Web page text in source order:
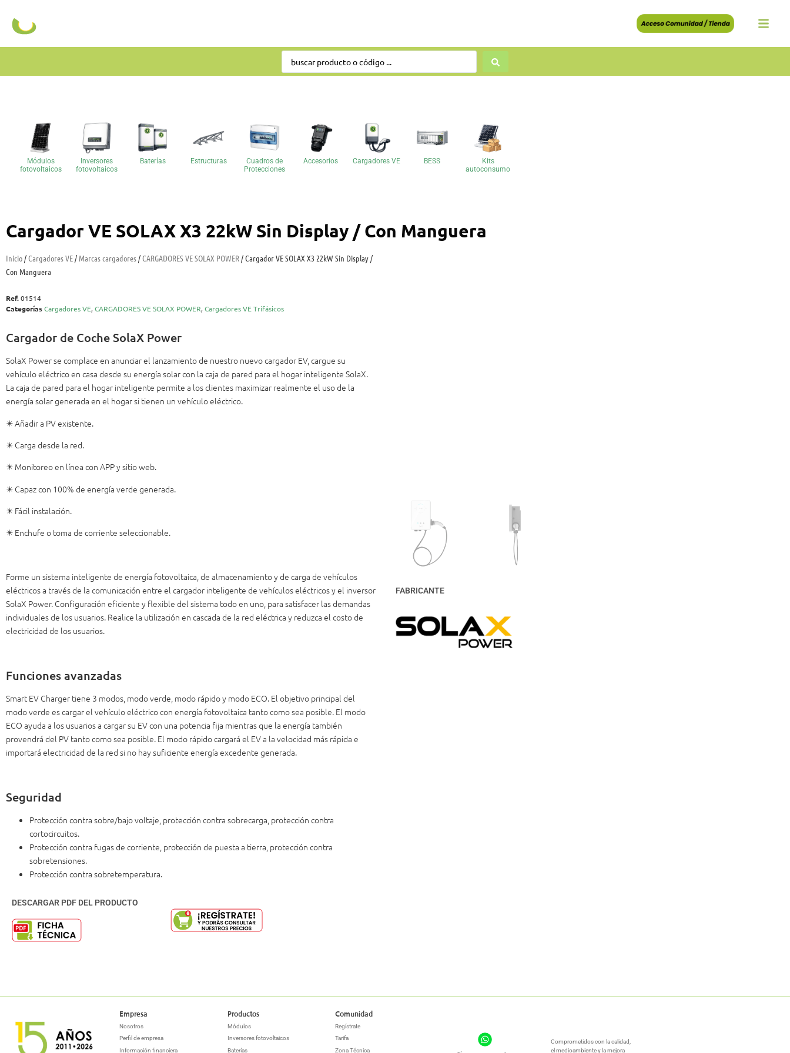
Módulos
fotovoltaicos
Inversores
fotovoltaicos
Baterías Estructuras
Cuadros de
Protecciones
Accesorios Cargadores VE BESS
Kits
autoconsumo
Cargador VE SOLAX X3 22kW Sin Display / Con Manguera
Inicio/Cargadores VE/ Marcas cargadores/CARGADORES VE SOLAX POWER/ Cargador VE SOLAX X3 22kW Sin Display /
Con Manguera
Ref.01514
CategoríasCargadores VE,CARGADORES VE SOLAX POWER,Cargadores VE Trifásicos
Cargador de Coche SolaX Power
SolaX Power se complace en anunciar el lanzamiento de nuestro nuevo cargador EV, cargue su
vehículo eléctrico en casa desde su energía solar con la caja de pared para el hogar inteligente SolaX.
La caja de pared para el hogar inteligente permite a los clientes maximizar realmente el uso de la
energía solar generada en el hogar si tienen un vehículo eléctrico.
✴️ Añadir a PV existente.
✴️ Carga desde la red.
✴️ Monitoreo en línea con APP y sitio web.
✴️ Capaz con 100% de energía verde generada.
✴️ Fácil instalación.
✴️ Enchufe o toma de corriente seleccionable.
Forme un sistema inteligente de energía fotovoltaica, de almacenamiento y de carga de vehículos
eléctricos a través de la comunicación entre el cargador inteligente de vehículos eléctricos y el inversor
SolaX Power. Configuración eficiente y flexible del sistema todo en uno, para satisfacer las demandas
individuales de los usuarios. Realice la utilización en cascada de la red eléctrica y reduzca el costo de
electricidad de los usuarios.
Funciones avanzadas
Smart EV Charger tiene 3 modos, modo verde, modo rápido y modo ECO. El objetivo principal del
modo verde es cargar el vehículo eléctrico con energía fotovoltaica tanto como sea posible. El modo
ECO ayuda a los usuarios a cargar su EV con una potencia fija mientras que la energía también
provendrá del PV tanto como sea posible. El modo rápido cargará el EV a la velocidad más rápida e
importará electricidad de la red si no hay suficiente energía excedente generada.
Seguridad
Protección contra sobre/bajo voltaje, protección contra sobrecarga, protección contra
cortocircuitos.
Protección contra fugas de corriente, protección de puesta a tierra, protección contra
sobretensiones.
Protección contra sobretemperatura.
FABRICANTE
DESCARGAR PDF DEL PRODUCTO
Empresa
Nosotros
Perfil de empresa
Información financiera
Productos
Módulos
Inversores fotovoltaicos
Baterías
Comunidad
Regístrate
Tarifa
Zona Técnica
Comprometidos con la calidad,
el medioambiente y la mejora